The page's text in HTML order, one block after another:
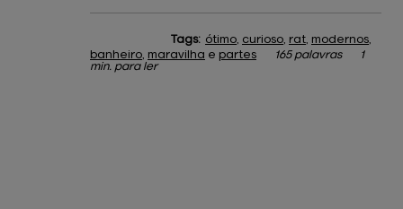
Tags: ótimo, curioso, rat, modernos,
banheiro, maravilha e partes 165 palavras
1
min. para ler